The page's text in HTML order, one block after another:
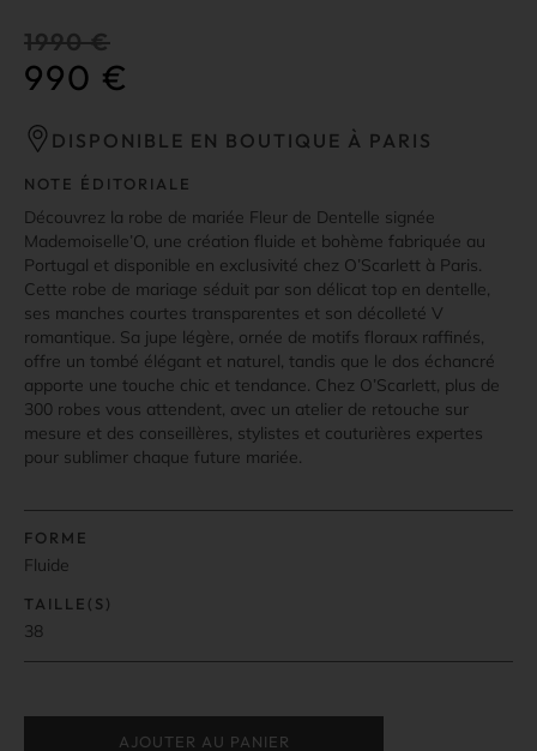
1990€
990 €
DISPONIBLE EN BOUTIQUE À PARIS
NOTE ÉDITORIALE
Découvrez la robe de mariée Fleur de Dentelle signée
Mademoiselle’O, une création fluide et bohème fabriquée au
Portugal et disponible en exclusivité chez O’Scarlett à Paris.
Cette robe de mariage séduit par son délicat top en dentelle,
ses manches courtes transparentes et son décolleté V
romantique. Sa jupe légère, ornée de motifs floraux raffinés,
offre un tombé élégant et naturel, tandis que le dos échancré
apporte une touche chic et tendance. Chez O’Scarlett, plus de
300 robes vous attendent, avec un atelier de retouche sur
mesure et des conseillères, stylistes et couturières expertes
pour sublimer chaque future mariée.
FORME
Fluide
TAILLE(S)
38
AJOUTER AU PANIER